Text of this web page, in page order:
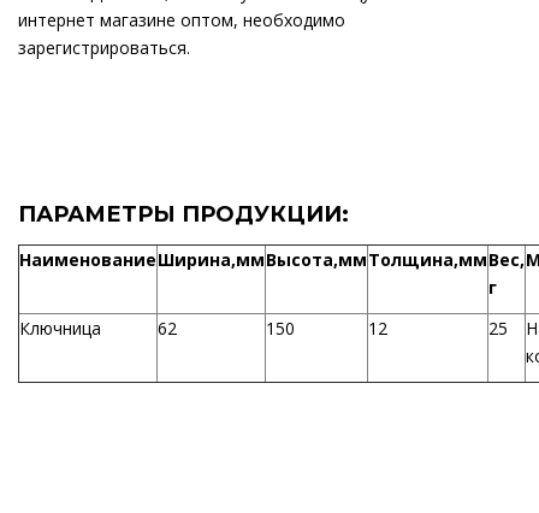
интернет магазине оптом, необходимо
зарегистрироваться.
ПАРАМЕТРЫ ПРОДУКЦИИ:
НаименованиеШирина,ммВысота,ммТолщина,ммВес,
г
Ключница 62 150 12 25